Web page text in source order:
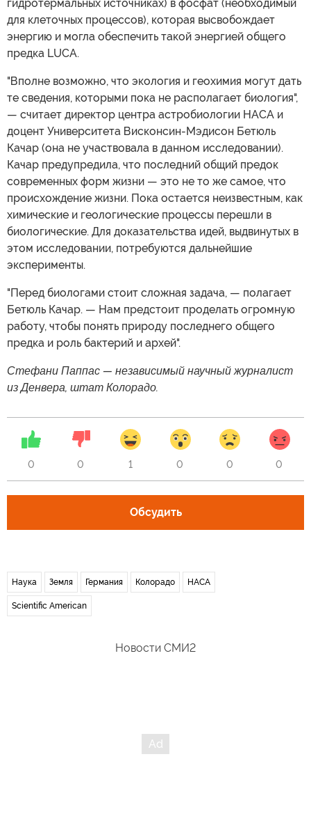
гидротермальных источниках) в фосфат (необходимый
для клеточных процессов), которая высвобождает
энергию и могла обеспечить такой энергией общего
предка LUCA.
"Вполне возможно, что экология и геохимия могут дать
те сведения, которыми пока не располагает биология",
— считает директор центра астробиологии НАСА и
доцент Университета Висконсин-Мэдисон Бетюль
Качар (она не участвовала в данном исследовании).
Качар предупредила, что последний общий предок
современных форм жизни — это не то же самое, что
происхождение жизни. Пока остается неизвестным, как
химические и геологические процессы перешли в
биологические. Для доказательства идей, выдвинутых в
этом исследовании, потребуются дальнейшие
эксперименты.
"Перед биологами стоит сложная задача, — полагает
Бетюль Качар. — Нам предстоит проделать огромную
работу, чтобы понять природу последнего общего
предка и роль бактерий и архей".
Стефани Паппас — независимый научный журналист
из Денвера, штат Колорадо.
0 0 1 0 0 0
Обсудить
Наука Земля Германия Колорадо НАСА
Scientific American
Новости СМИ2